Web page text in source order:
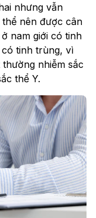
nhưng vẫn
nên được cân
nam giới có tinh
tinh trùng, vì
nhiễm sắc
thể Y.